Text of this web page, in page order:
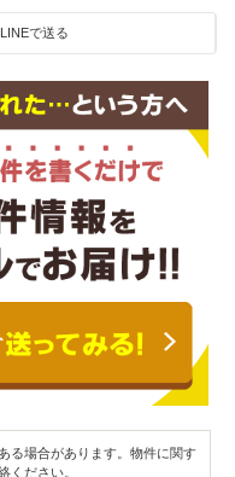
LINEで送る
る場合があります。物件に関す
ください。